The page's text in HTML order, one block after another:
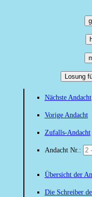
Losung
Nächste Andacht
Vorige Andacht
Zufalls-Andacht
Andacht Nr.:
Übersicht der
Die Schreiber